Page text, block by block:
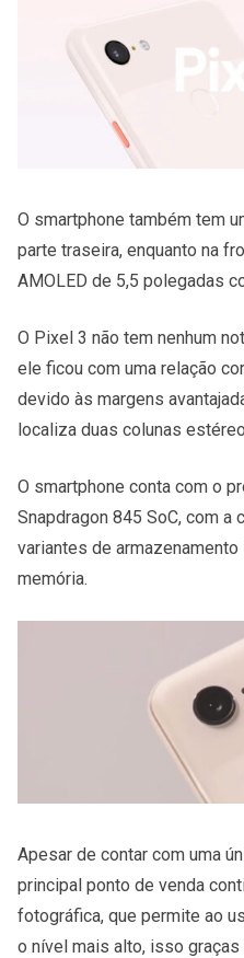
O smartphone também tem
parte traseira, enquanto na
AMOLED de 5,5 polegadas
O Pixel 3 não tem nenhum
ele ficou com uma relação
devido às margens
localiza duas colunas
O smartphone conta com o
Snapdragon 845 SoC, com a
variantes de
memória.
Apesar de contar com uma
principal ponto de venda
fotográfica, que permite ao
o nível mais alto, isso